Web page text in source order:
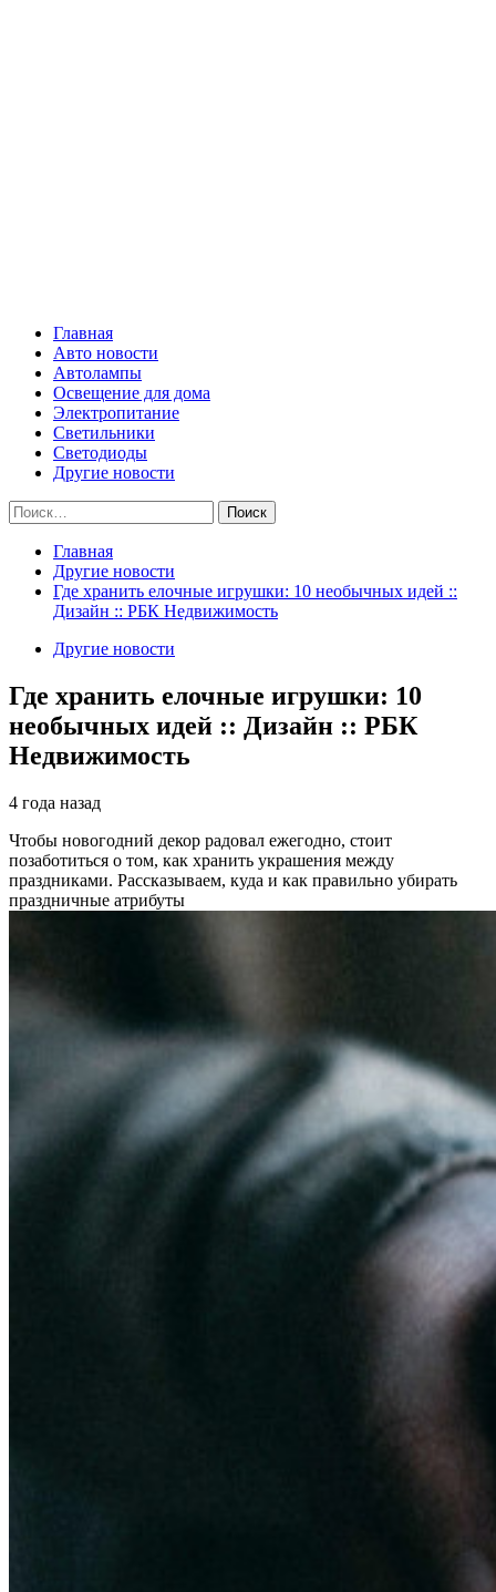
Главная
Авто новости
Автолампы
Освещение для дома
Электропитание
Светильники
Светодиоды
Другие новости
Найти:
Главная
Другие новости
Где хранить елочные игрушки: 10 необычных идей ::
Дизайн :: РБК Недвижимость
Другие новости
Где хранить елочные игрушки: 10
необычных идей :: Дизайн :: РБК
Недвижимость
4 года назад
Чтобы новогодний декор радовал ежегодно, стоит
позаботиться о том, как хранить украшения между
праздниками. Рассказываем, куда и как правильно убирать
праздничные атрибуты